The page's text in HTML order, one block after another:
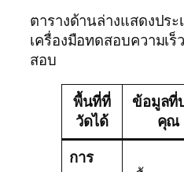
ตารางด้านล่างแสดงป
เครื่องมือทดสอบความเ
สอบ
พื้นที่ที่
วัดได้
ข้อมูลที่
คุณ
การ